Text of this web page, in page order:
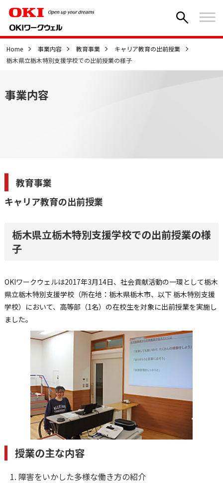
Home 事業内容 教育事業
キャリア教育の出前授業
栃木県立栃木特別支援学校での出前授業の様子
事業内容
教育事業
キャリア教育の出前授業
栃木県立栃木特別支援学校での出前授業の様
子
OKIワークウェルは2017年3月14日、社会貢献活動の一環として栃木
県立栃木特別支援学校（所在地：栃木県栃木市、以下 栃木特別支援
学校）において、高等部（1名）の在校生を対象に出前授業を実施し
ました。
授業の主な内容
障害をいかした多様な働き方の紹介